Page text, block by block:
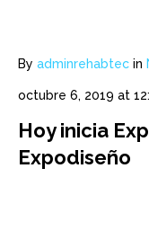
By adminrehabtec in
octubre 6, 2019 at
Hoy inicia
Expodiseño